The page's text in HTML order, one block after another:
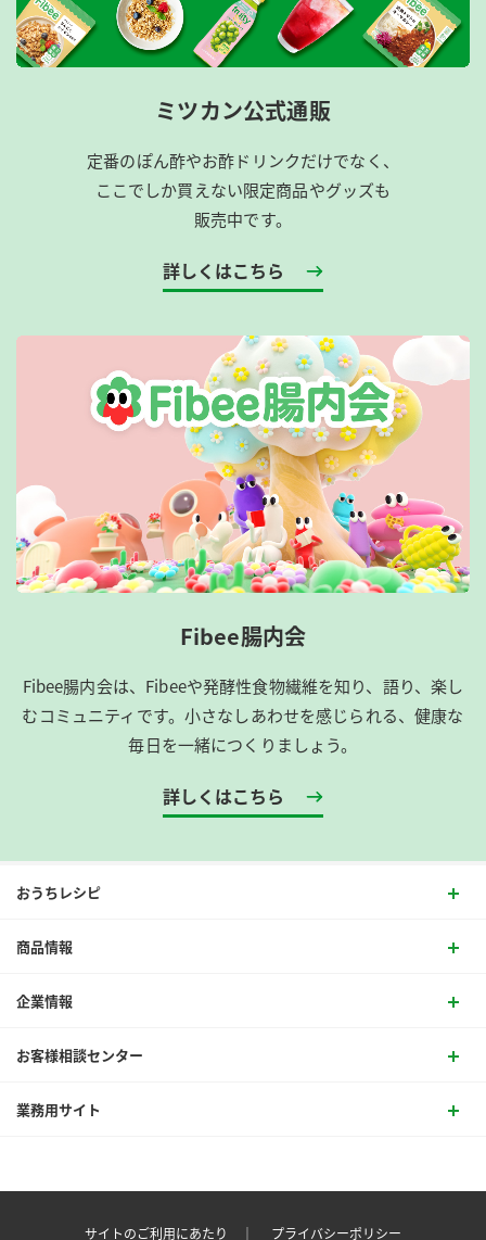
ミツカン公式通販
定番のぽん酢やお酢ドリンクだけでなく、
ここでしか買えない限定商品やグッズも
販売中です。
詳しくはこちら
Fibee腸内会
Fibee腸内会は、​Fibeeや発酵性食物繊維を知り、語り、楽し
むコミュニティです。​小さなしあわせを感じられる、健康な
毎日を一緒につくりましょう。
詳しくはこちら
おうちレシピ
商品情報
企業情報
お客様相談センター
業務用サイト
サイトのご利用にあたり ｜ プライバシーポリシー